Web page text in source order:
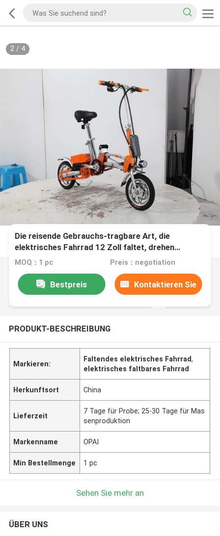
2/ 4
Die reisende Gebrauchs-tragbare Art, die
elektrisches Fahrrad 12 Zoll faltet, drehen
genehmigtes Lithium-Batterie 36v10ah CER
MOQ：1 pc Preis：negotiation
Bestpreis Kontaktieren Sie
uns
PRODUKT-BESCHREIBUNG
Markieren:
Faltendes elektrisches Fahrrad,
elektrisches faltbares Fahrrad
Herkunftsort China
Lieferzeit
7 Tage für Probe; 25-30 Tage für Mas
senproduktion
Markenname OPAI
Min Bestellmenge 1 pc
Sehen Sie mehr an
ÜBER UNS